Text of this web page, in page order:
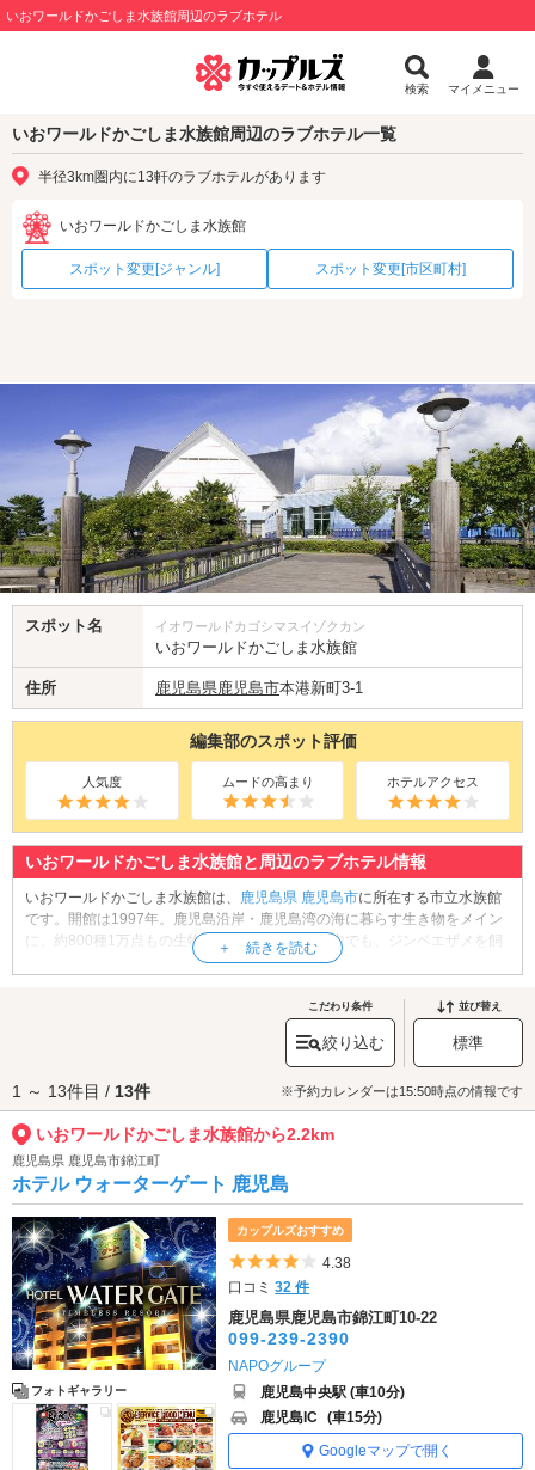
いおワールドかごしま水族館周辺のラブホテル
検索 マイメニュー
いおワールドかごしま水族館周辺のラブホテル一覧
半径3km圏内に13軒のラブホテルがあります
いおワールドかごしま水族館
スポット変更[ジャンル] スポット変更[市区町村]
スポット名 イオワールドカゴシマスイゾクカン
いおワールドかごしま水族館
住所 鹿児島県 鹿児島市本港新町3-1
編集部のスポット評価
人気度 ムードの高まり ホテルアクセス
いおワールドかごしま水族館と周辺のラブホテル情報
いおワールドかごしま水族館は、 鹿児島県 鹿児島市に所在する市立水族館
です。開館は1997年。鹿児島沿岸・鹿児島湾の海に暮らす生き物をメイン
に、約800種1万点もの生物を展示しています。中でも、ジンベエザメを飼
育する水量約1,500tの水槽「黒潮大水槽」や、世界で初めてとなる、生きた
人気です。また、館内のレストランでは、海を眺めながら食事やティータ
イムを楽しむことができます。お食事の後は、館内ショップでお土産のお
天文館エリアのラブホテルからもアク
セスが便利です。
こだわり条件
絞り込む
並び替え
標準
1 ～ 13件目 / 13件 ※予約カレンダーは15:50時点の情報です
いおワールドかごしま水族館から2.2km
鹿児島県 鹿児島市錦江町
ホテル ウォーターゲート 鹿児島
フォトギャラリー
カップルズおすすめ
5つ星のうち4
4.38
口コミ32 件
鹿児島県鹿児島市錦江町10-22
099-239-2390
NAPOグループ
鹿児島中央駅 (車10分)
鹿児島IC (車15分)
Googleマップで開く